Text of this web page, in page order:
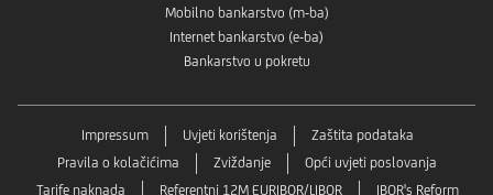
Mobilno bankarstvo (m-ba)
Internet bankarstvo (e-ba)
Bankarstvo u pokretu
Impressum Uvjeti korištenja
Zaštita podataka
Pravila o kolačićima
Zviždanje
Opći uvjeti poslovanja
Tarife naknada
Referentni 12M EURIBOR/LIBOR IBOR's Reform